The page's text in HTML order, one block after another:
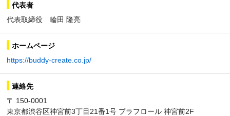
代表者
代表取締役 輪田 隆亮
ホームページ
https://buddy-create.co.jp/
連絡先
〒 150-0001
東京都渋谷区神宮前3丁目21番1号 プラフロール 神宮前2F